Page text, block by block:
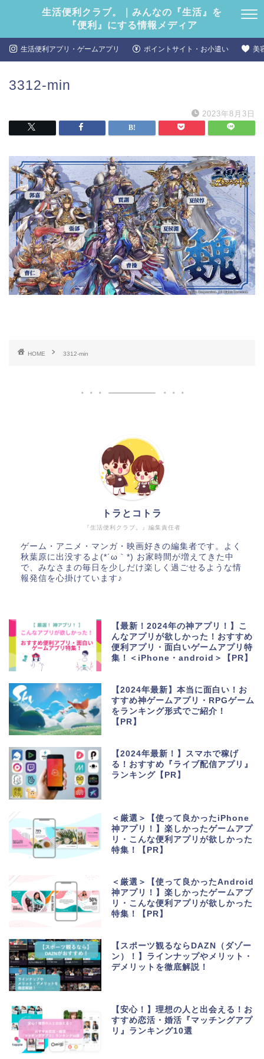
生活便利クラブ。｜みんなの『生活』を
『便利』にする情報メディア
生活便利アプリ・ゲームアプリ ポイントサイト・お小遣い 美
3312-min
2023年8月3日
HOME 3312-min
『生活便利クラブ。』編集責任者
トラとコトラ
ゲーム・アニメ・マンガ・映画好きの編集者です。よく
秋葉原に出没するよ(*´ω｀*) お家時間が増えてきた中
で、みなさまの毎日を少しだけ楽しく過ごせるような情
報発信を心掛けています♪
【最新！2024年の神アプリ！】こ
んなアプリが欲しかった！おすすめ
便利アプリ・面白いゲームアプリ特
集！＜iPhone・android＞【PR】
【2024年最新】本当に面白い！お
すすめ神ゲームアプリ・RPGゲーム
をランキング形式でご紹介！
【PR】
【2024年最新！】スマホで稼げ
る！おすすめ『ライブ配信アプリ』
ランキング【PR】
＜厳選＞【使って良かったiPhone
神アプリ！】楽しかったゲームアプ
リ・こんな便利アプリが欲しかった
特集！【PR】
＜厳選＞【使って良かったAndroid
神アプリ！】楽しかったゲームアプ
リ・こんな便利アプリが欲しかった
特集！【PR】
【スポーツ観るならDAZN（ダゾー
ン）！】ラインナップやメリット・
デメリットを徹底解説！
【安心！】理想の人と出会える！お
すすめ恋活・婚活『マッチングアプ
リ』ランキング10選